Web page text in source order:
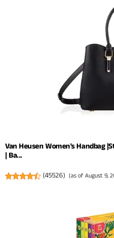
Van Heusen Women's Handbag
| Ba...
(45526) (as of August 9,